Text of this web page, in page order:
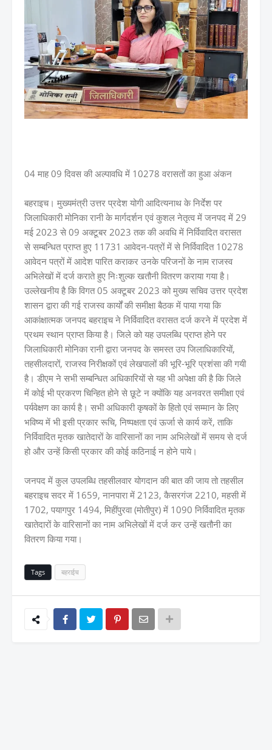
04 माह 09 दिवस की अल्पावधि में 10278 वरासतों का हुआ अंकन
बहराइच। मुख्यमंत्री उत्तर प्रदेश योगी आदित्यनाथ के निर्देश पर
जिलाधिकारी मोनिका रानी के मार्गदर्शन एवं कुशल नेतृत्व में जनपद में 29
मई 2023 से 09 अक्टूबर 2023 तक की अवधि में निर्विवादित वरासत
से सम्बन्धित प्राप्त हुए 11731 आवेदन-पत्रों में से निर्विवादित 10278
आवेदन पत्रों में आदेश पारित कराकर उनके परिजनों के नाम राजस्व
अभिलेखों में दर्ज कराते हुए निःशुल्क खतौनी वितरण कराया गया है।
उल्लेखनीय है कि विगत 05 अक्टूबर 2023 को मुख्य सचिव उत्तर प्रदेश
शासन द्वारा की गई राजस्व कार्यों की समीक्षा बैठक में पाया गया कि
आकांक्षात्मक जनपद बहराइच ने निर्विवादित वरासत दर्ज करने में प्रदेश में
प्रथम स्थान प्राप्त किया है। जिले को यह उपलब्धि प्राप्त होने पर
जिलाधिकारी मोनिका रानी द्वारा जनपद के समस्त उप जिलाधिकारियों,
तहसीलदारों, राजस्व निरीक्षकों एवं लेखपालों की भूरि-भूरि प्रशंसा की गयी
है। डीएम ने सभी सम्बन्धित अधिकारियों से यह भी अपेक्षा की है कि जिले
में कोई भी प्रकरण चिन्हित होने से छूटे न क्योंकि यह अनवरत समीक्षा एवं
पर्यवेक्षण का कार्य है। सभी अधिकारी कृषकों के हितो एवं सम्मान के लिए
भविष्य में भी इसी प्रकार रूचि, निष्पक्षता एवं ऊर्जा से कार्य करें, ताकि
निर्विवादित मृतक खातेदारों के वारिसानों का नाम अभिलेखों में समय से दर्ज
हो और उन्हें किसी प्रकार की कोई कठिनाई न होने पाये।
जनपद में कुल उपलब्धि तहसीलवार योगदान की बात की जाय तो तहसील
बहराइच सदर में 1659, नानपारा में 2123, कैसरगंज 2210, महसी में
1702, पयागपुर 1494, मिहींपुरवा (मोतीपुर) में 1090 निर्विवादित मृतक
खातेदारों के वारिसानों का नाम अभिलेखों में दर्ज कर उन्हें खतौनी का
वितरण किया गया।
Tags बहराईच